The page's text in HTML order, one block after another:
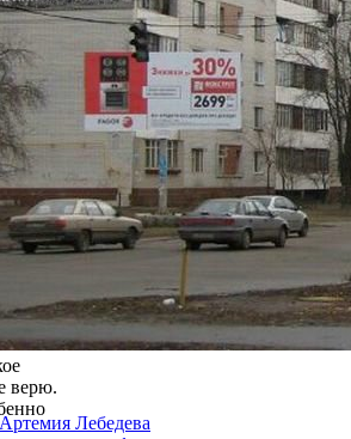
верю.
Лебедева